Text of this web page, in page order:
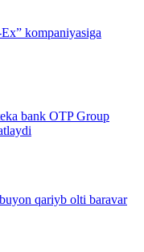
kompaniyasiga
bank OTP Group
qariyb olti baravar